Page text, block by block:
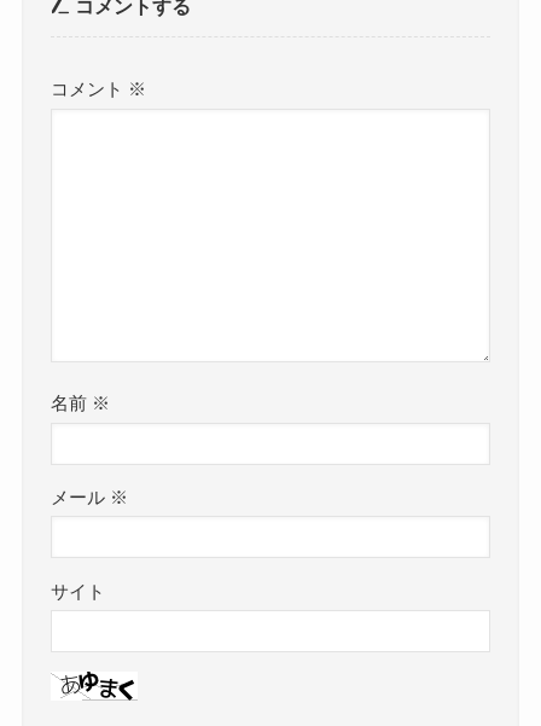
コメントする
コメント ※
名前 ※
メール ※
サイト